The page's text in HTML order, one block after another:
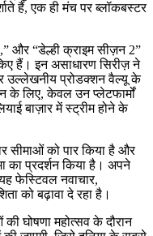
हैं, एक ही मंच पर ब्लॉकबस्टर
और “डेल्ही क्राइम सीज़न 2”
हैं। इन असाधारण सिरीज़ ने
उल्लेखनीय प्रोडक्शन वैल्यू के
के लिए, केवल उन प्लेटफार्मों
बाज़ार में स्ट्रीम होने के
सीमाओं को पार किया है और
का प्रदर्शन किया है। अपने
फेस्टिवल नवाचार,
को बढ़ावा दे रहा है।
घोषणा महोत्सव के दौरान